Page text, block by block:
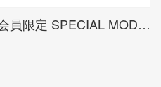
EMPiRE MAYU ロイヤル会員限定 SPECIAL MODEL (受注生産品)